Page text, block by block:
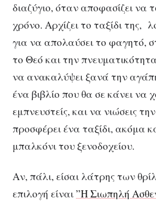
διαζύγιο, όταν αποφασίζει να
χρόνο. Αρχίζει το ταξίδι της,
για να απολαύσει το φαγητό,
το Θεό και την
να ανακαλύψει ξανά την
ένα βιβλίο που θα σε κάνει να
εμπνευστείς, και να νιώσεις
προσφέρει ένα ταξίδι, ακόμα
μπαλκόνι του ξενοδοχείου.
Αν, πάλι, είσαι λάτρης των
επιλογή είναι”Η Σιωπηλή